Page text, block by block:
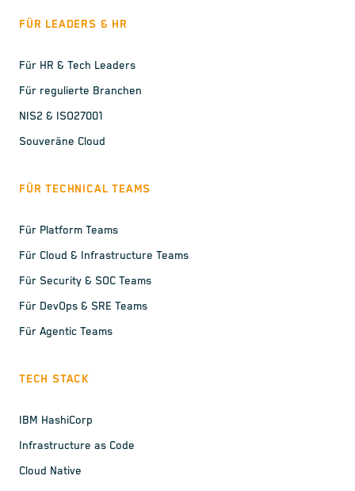
FÜR LEADERS & HR
Für HR & Tech Leaders
Für regulierte Branchen
NIS2 & ISO27001
Souveräne Cloud
FÜR TECHNICAL TEAMS
Für Platform Teams
Für Cloud & Infrastructure Teams
Für Security & SOC Teams
Für DevOps & SRE Teams
Für Agentic Teams
TECH STACK
IBM HashiCorp
Infrastructure as Code
Cloud Native